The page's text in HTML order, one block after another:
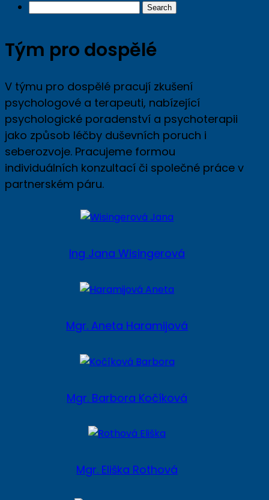
Tým pro dospělé
V týmu pro dospělé pracují zkušení
psychologové a terapeuti, nabízející
psychologické poradenství a psychoterapii
jako způsob léčby duševních poruch i
seberozvoje. Pracujeme formou
individuálních konzultací či společné práce v
partnerském páru.
Ing Jana Wisingerová
Mgr. Aneta Haramijová
Mgr. Barbora Kočíková
Mgr. Eliška Rothová